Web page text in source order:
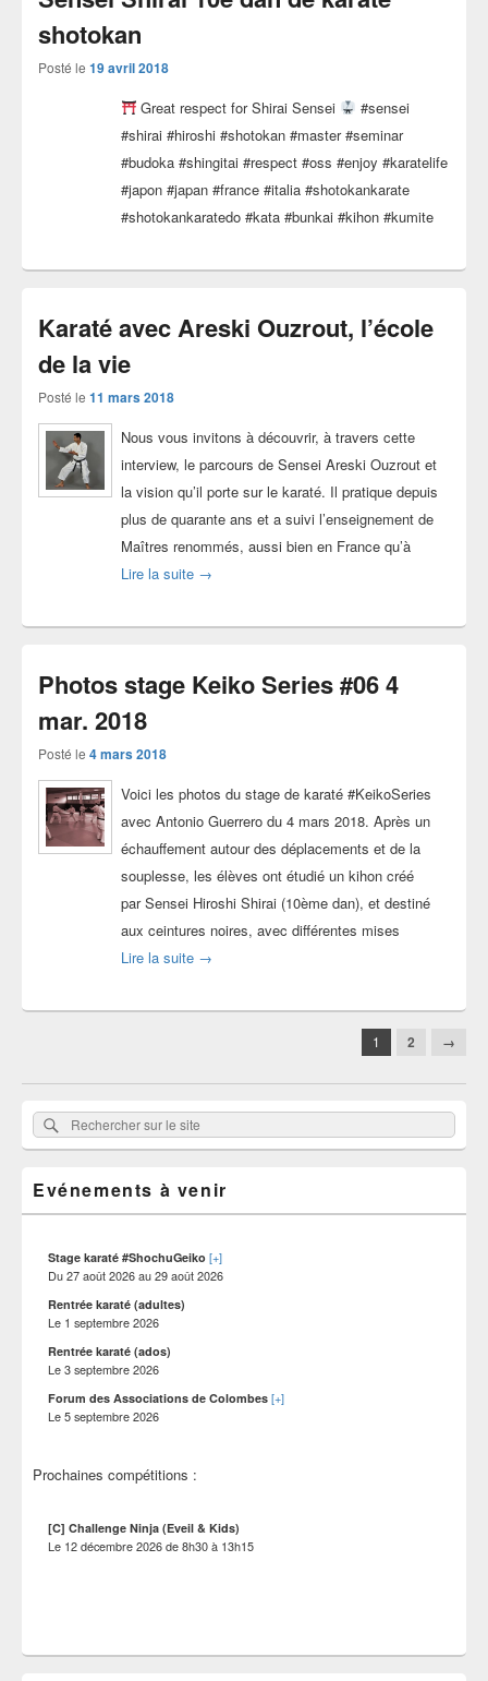
shotokan
Posté le 19 avril 2018
Great respect for Shirai Sensei
#sensei
#shirai #hiroshi #shotokan #master #seminar
#budoka #shingitai #respect #oss #enjoy #karatelife
#japon #japan #france #italia #shotokankarate
#shotokankaratedo #kata #bunkai #kihon #kumite
Karaté avec Areski Ouzrout, l’école
de la vie
Posté le 11 mars 2018
Nous vous invitons à découvrir, à travers cette
interview, le parcours de Sensei Areski Ouzrout et
la vision qu’il porte sur le karaté. Il pratique depuis
plus de quarante ans et a suivi l’enseignement de
Maîtres renommés, aussi bien en France qu’à
Lire la suite Karaté avec Areski Ouzrout, l’école de la vie
→
Photos stage Keiko Series #06 4
mar. 2018
Posté le 4 mars 2018
Voici les photos du stage de karaté #KeikoSeries
avec Antonio Guerrero du 4 mars 2018. Après un
échauffement autour des déplacements et de la
souplesse, les élèves ont étudié un kihon créé
par Sensei Hiroshi Shirai (10ème dan), et destiné
aux ceintures noires, avec différentes mises
Lire la suite Photos stage Keiko Series #06 4 mar. 2018
→
les
articles
1 2 →
Zone
principale
de
pour
Rechercher :
Rechercher
sur
site
Evénements à venir
Stage karaté #ShochuGeiko [+]
Du27 août 2026au29 août 2026
Rentrée karaté (adultes)
Le 1 septembre 2026
Rentrée karaté (ados)
Le3 septembre 2026
Forum des Associations de Colombes [+]
Le5 septembre 2026
Prochaines compétitions :
[C] Challenge Ninja (Eveil & Kids)
Le 12 décembre 2026de8h30à 13h15